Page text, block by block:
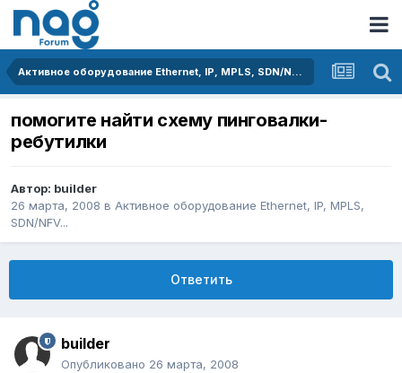
Активное оборудование Ethernet, IP, MPLS, SDN/NFV...
помогите найти схему пинговалки-
ребутилки
Автор: builder
26 марта, 2008 в Активное оборудование Ethernet, IP, MPLS,
SDN/NFV...
Ответить
builder
Опубликовано 26 марта, 2008